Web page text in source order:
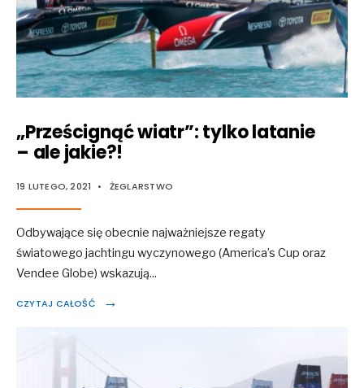
„Prześcignąć wiatr”: tylko latanie
– ale jakie?!
19 LUTEGO, 2021 • ŻEGLARSTWO
Odbywające się obecnie najważniejsze regaty
światowego jachtingu wyczynowego (America’s Cup oraz
Vendee Globe) wskazują...
CZYTAJ CAŁOŚĆ →